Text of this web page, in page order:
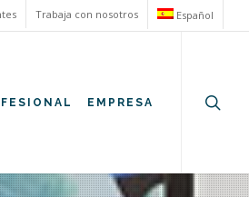
Trabaja con nosotros Español
EMPRESA